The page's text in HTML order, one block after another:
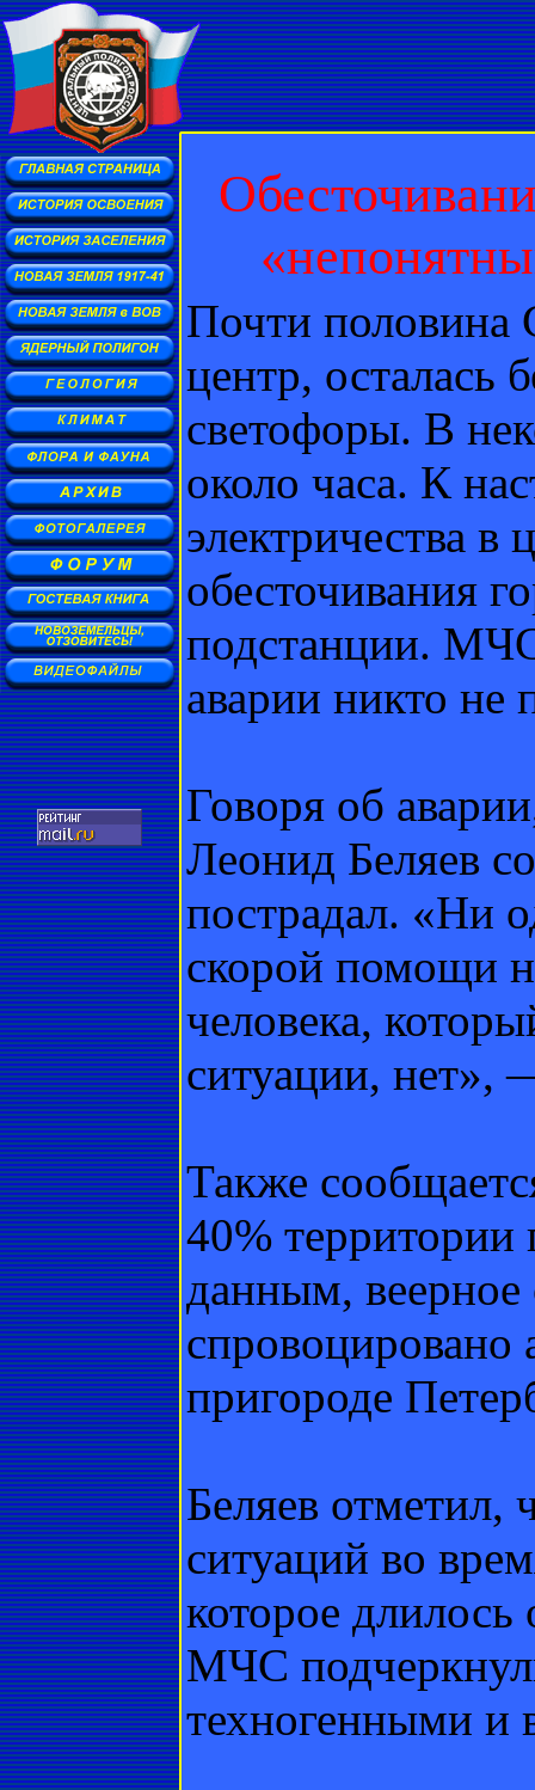
Почти половина
центр, осталась
светофоры. В
около часа. К
электричества
обесточивания
подстанции. МЧС
аварии никто не
Говоря об
Леонид Беляев
пострадал. «Ни
скорой помощи
человека,
ситуации, нет»,
Также
40% территории
данным,
спровоцировано
пригороде
Беляев отметил,
ситуаций во
которое
МЧС
техногенными и